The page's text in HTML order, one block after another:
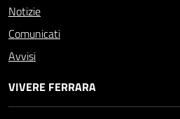
Notizie
Comunicati
Avvisi
VIVERE FERRARA